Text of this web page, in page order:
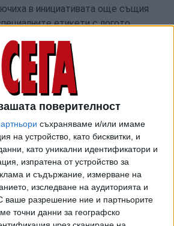
поверителност
съхраняваме и/или имаме
на устройство, като бисквитки, и
като уникални идентификатори и
изпратена от устройство за
и съдържание, измерване на
изследване на аудиторията и
ваше разрешение ние и партньорите
точни данни за географско
в инициативата още същия
етикети с логото
етикетите с промоционални
Правителството обаче твърди, че
намаления да са дългосрочни за
промоции.
индивидуални срещи с всяка
които те доброволно са
от евтини стоки, обясни
в държавната инициатива за
не можело да се разглежда като
съглашателство, смята Гечев.